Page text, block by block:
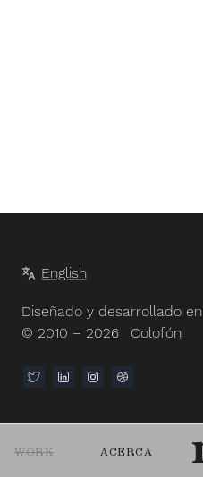
WORK ACERCA
English
Diseñado y desarrollado
© 2010 – 2026
Colofón